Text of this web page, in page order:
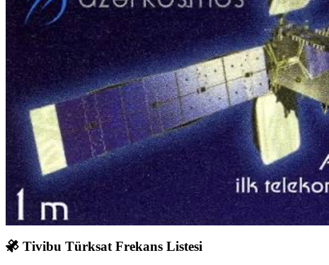
Tivibu Türksat Frekans Listesi